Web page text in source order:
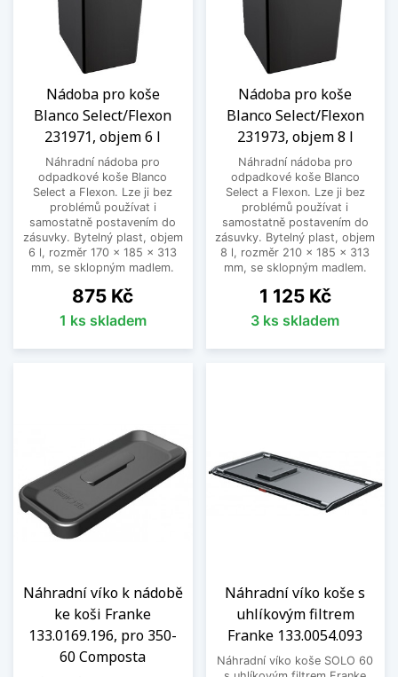
Nádoba pro koše
Blanco Select/Flexon
231971, objem 6 l
Náhradní nádoba pro
odpadkové koše Blanco
Select a Flexon. Lze ji bez
problémů používat i
samostatně postavením do
zásuvky. Bytelný plast, objem
6 l, rozměr 170 x 185 x 313
mm, se sklopným madlem.
Cena
875 Kč
1 ks skladem
Nádoba pro koše
Blanco Select/Flexon
231973, objem 8 l
Náhradní nádoba pro
odpadkové koše Blanco
Select a Flexon. Lze ji bez
problémů používat i
samostatně postavením do
zásuvky. Bytelný plast, objem
8 l, rozměr 210 x 185 x 313
mm, se sklopným madlem.
Cena
1 125 Kč
3 ks skladem
Náhradní víko k nádobě
ke koši Franke
133.0169.196, pro 350-
60 Composta
Náhradní víko koše s
uhlíkovým filtrem
Franke 133.0054.093
Náhradní víko koše SOLO 60